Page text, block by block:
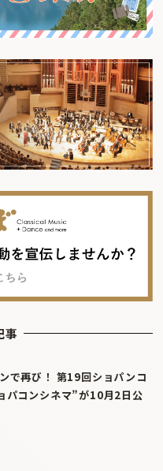
事
で再び！ 第19回ショパンコ
パコンシネマ”が10月2日公